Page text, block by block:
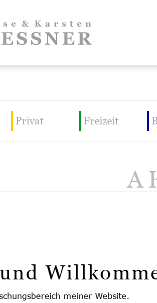
Privat Freizeit
meiner Website.